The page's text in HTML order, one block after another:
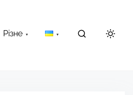
Різне